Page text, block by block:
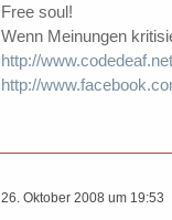
Free soul!
Wenn Meinungen
http://www.codedeaf.net
http://
26. Oktober 2008 um 19:53